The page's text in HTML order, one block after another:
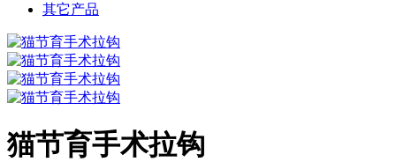
其它产品
猫节育手术拉钩